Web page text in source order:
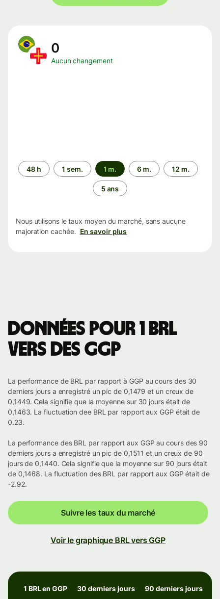
0
Aucun changement
Période
48 h 1 sem. 1 m. 6 m. 12 m.
5 ans
Nous utilisons le taux moyen du marché, sans aucune
majoration cachée. En savoir plus
Données pour 1 BRL
vers des GGP
La performance de BRL par rapport à GGP au cours des 30
derniers jours a enregistré un pic de 0,1479 et un creux de
0,1449. Cela signifie que la moyenne sur 30 jours était de
0,1463. La fluctuation dee BRL par rapport aux GGP était de
0.23.
La performance des BRL par rapport aux GGP au cours des 90
derniers jours a enregistré un pic de 0,1511 et un creux de 90
jours de 0,1440. Cela signifie que la moyenne sur 90 jours était
de 0,1468. La fluctuation des BRL par rapport aux GGP était de
-2.92.
Suivre les taux du marché
Voir le graphique BRL vers GGP
1 BRL en GGP 30 derniers jours 90 derniers jours